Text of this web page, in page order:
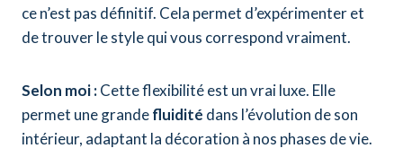
ce n’est pas définitif. Cela permet d’expérimenter et
de trouver le style qui vous correspond vraiment.
Selon moi :Cette flexibilité est un vrai luxe. Elle
permet une grandefluidité dans l’évolution de son
intérieur, adaptant la décoration à nos phases de vie.